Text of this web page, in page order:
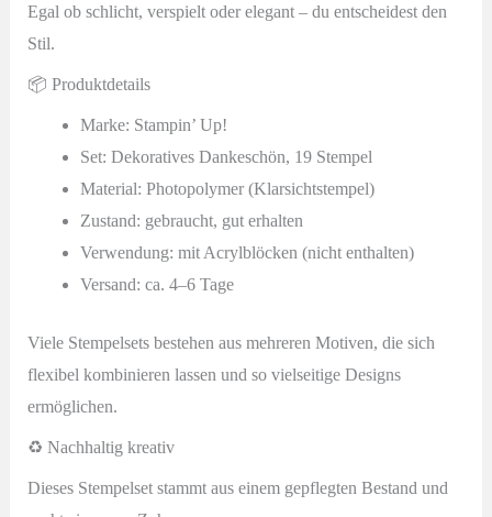
Egal ob schlicht, verspielt oder elegant – du entscheidest den
Stil.
📦 Produktdetails
Marke: Stampin’ Up!
Set: Dekoratives Dankeschön, 19 Stempel
Material: Photopolymer (Klarsichtstempel)
Zustand: gebraucht, gut erhalten
Verwendung: mit Acrylblöcken (nicht enthalten)
Versand: ca. 4–6 Tage
Viele Stempelsets bestehen aus mehreren Motiven, die sich
flexibel kombinieren lassen und so vielseitige Designs
ermöglichen.
♻️ Nachhaltig kreativ
Dieses Stempelset stammt aus einem gepflegten Bestand und